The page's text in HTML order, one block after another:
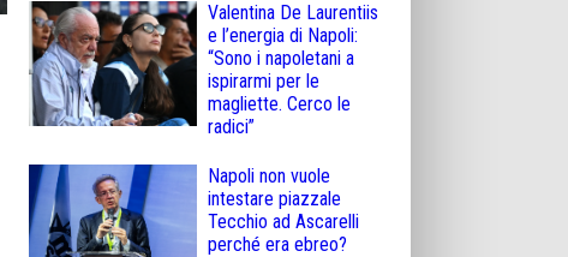
Valentina De Laurentiis
e l’energia di Napoli:
“Sono i napoletani a
ispirarmi per le
magliette. Cerco le
radici”
Napoli non vuole
intestare piazzale
Tecchio ad Ascarelli
perché era ebreo?